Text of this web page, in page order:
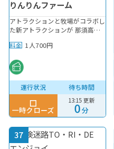
りんりんファーム
アトラクションと牧場がコラボし
た新アトラクションが 那須高原
初登場！！ 本物の動物とコラボ
界初！？
料金 1人700円
運行状況
一時クローズ
待ち時間
13:15 更新
0分
37